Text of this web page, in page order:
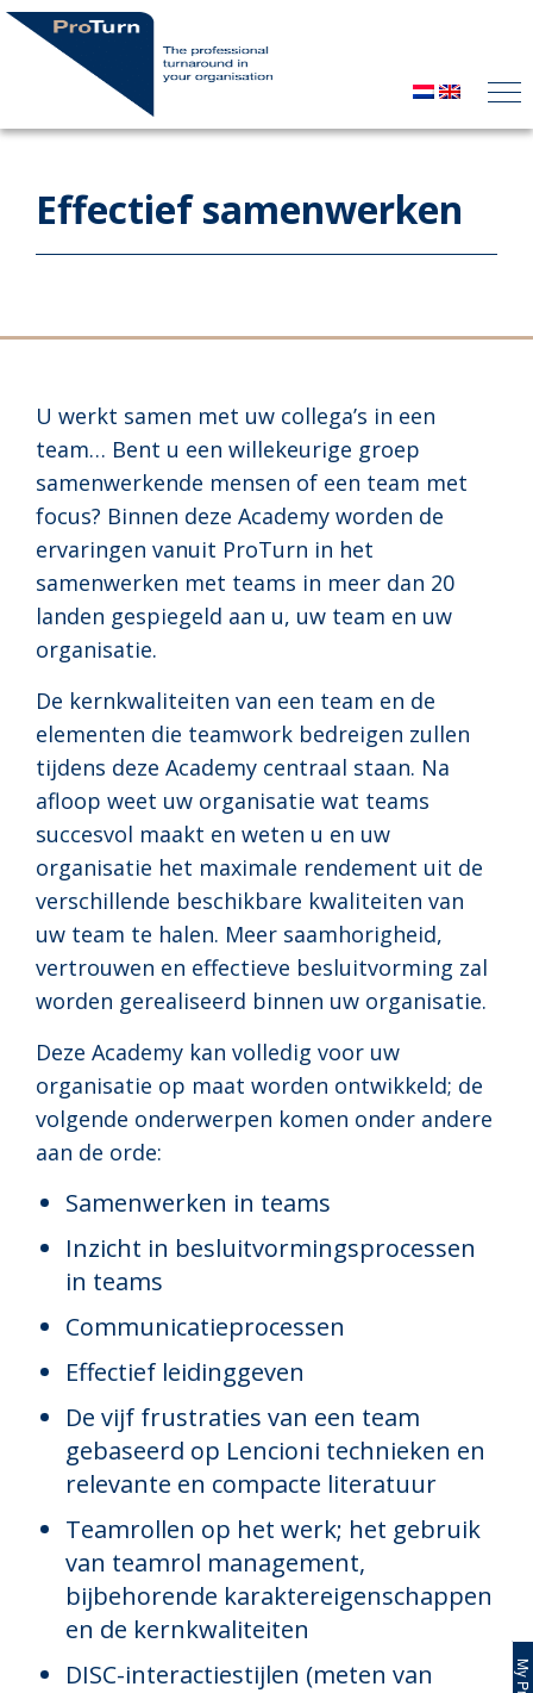
Effectief samenwerken
U werkt samen met uw collega’s in een
team… Bent u een willekeurige groep
samenwerkende mensen of een team met
focus? Binnen deze Academy worden de
ervaringen vanuit ProTurn in het
samenwerken met teams in meer dan 20
landen gespiegeld aan u, uw team en uw
organisatie.
De kernkwaliteiten van een team en de
elementen die teamwork bedreigen zullen
tijdens deze Academy centraal staan. Na
afloop weet uw organisatie wat teams
succesvol maakt en weten u en uw
organisatie het maximale rendement uit de
verschillende beschikbare kwaliteiten van
uw team te halen. Meer saamhorigheid,
vertrouwen en effectieve besluitvorming zal
worden gerealiseerd binnen uw organisatie.
Deze Academy kan volledig voor uw
organisatie op maat worden ontwikkeld; de
volgende onderwerpen komen onder andere
aan de orde:
Samenwerken in teams
Inzicht in besluitvormingsprocessen
in teams
Communicatieprocessen
Effectief leidinggeven
De vijf frustraties van een team
gebaseerd op Lencioni technieken en
relevante en compacte literatuur
Teamrollen op het werk; het gebruik
van teamrol management,
bijbehorende karaktereigenschappen
en de kernkwaliteiten
DISC-interactiestijlen (meten van